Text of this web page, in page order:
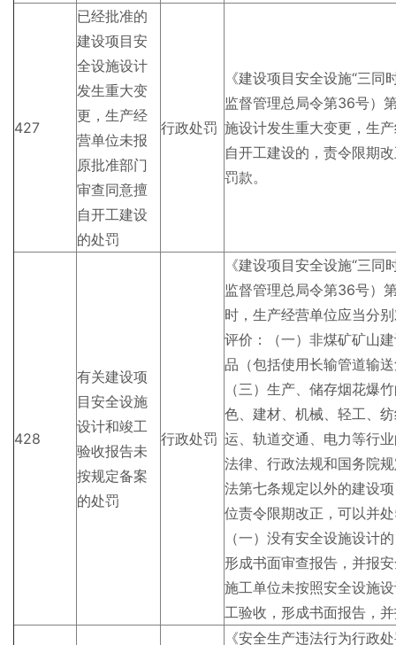
427
已经批准的
建设项目安
全设施设计
发生重大变
更，生产经
营单位未报
原批准部门
审查同意擅
自开工建设
的处罚
行政处罚
《建设项目安全设施“三
监督管理总局令第36号）
施设计发生重大变更，生
自开工建设的，责令限期
罚款。
428
有关建设项
目安全设施
设计和竣工
验收报告未
按规定备案
的处罚
行政处罚
《建设项目安全设施“三
监督管理总局令第36号）
时，生产经营单位应当分
评价：（一）非煤矿矿山
品（包括使用长输管道输
（三）生产、储存烟花爆
色、建材、机械、轻工、
运、轨道交通、电力等行
法律、行政法规和国务院
法第七条规定以外的建设
位责令限期改正，可以并
（一）没有安全设施设计
形成书面审查报告，并报
施工单位未按照安全设施
工验收，形成书面报告，
《安全生产违法行为行政